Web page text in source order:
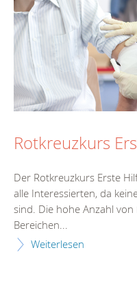
Rotkreuzkurs
Der Rotkreuzkurs Erste
alle Interessierten, da
sind. Die hohe Anzahl
Bereichen...
Weiterlesen